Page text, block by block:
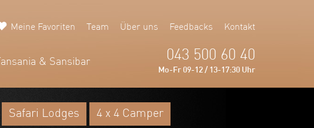
Tansania & Sansibar
Meine Favoriten Team Über uns Feedbacks Kontakt
043 500 60 40
Mo-Fr 09-12 / 13-17:30 Uhr
Safari Lodges 4 x 4 Camper